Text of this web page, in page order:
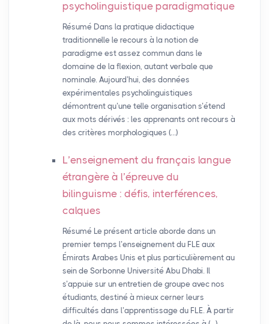
psycholinguistique paradigmatique
Résumé Dans la pratique didactique
traditionnelle le recours à la notion de
paradigme est assez commun dans le
domaine de la flexion, autant verbale que
nominale. Aujourd’hui, des données
expérimentales psycholinguistiques
démontrent qu’une telle organisation s’étend
aux mots dérivés : les apprenants ont recours à
des critères morphologiques (…)
L’enseignement du français langue
étrangère à l’épreuve du
bilinguisme : défis, interférences,
calques
Résumé Le présent article aborde dans un
premier temps l’enseignement du FLE aux
Émirats Arabes Unis et plus particulièrement au
sein de Sorbonne Université Abu Dhabi. Il
s’appuie sur un entretien de groupe avec nos
étudiants, destiné à mieux cerner leurs
difficultés dans l’apprentissage du FLE. À partir